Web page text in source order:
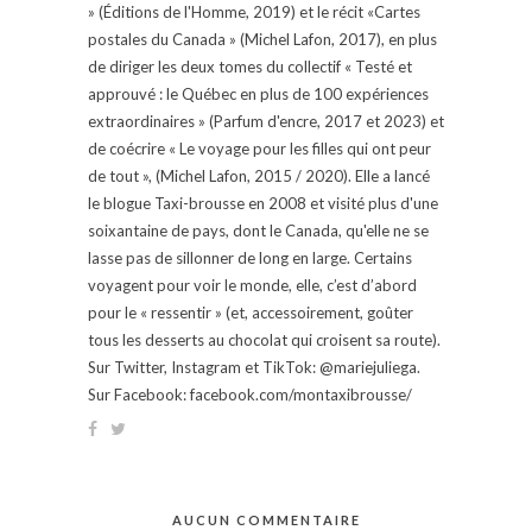
» (Éditions de l'Homme, 2019) et le récit «Cartes
postales du Canada » (Michel Lafon, 2017), en plus
de diriger les deux tomes du collectif « Testé et
approuvé : le Québec en plus de 100 expériences
extraordinaires » (Parfum d'encre, 2017 et 2023) et
de coécrire « Le voyage pour les filles qui ont peur
de tout », (Michel Lafon, 2015 / 2020). Elle a lancé
le blogue Taxi-brousse en 2008 et visité plus d'une
soixantaine de pays, dont le Canada, qu'elle ne se
lasse pas de sillonner de long en large. Certains
voyagent pour voir le monde, elle, c’est d’abord
pour le « ressentir » (et, accessoirement, goûter
tous les desserts au chocolat qui croisent sa route).
Sur Twitter, Instagram et TikTok: @mariejuliega.
Sur Facebook: facebook.com/montaxibrousse/
AUCUN COMMENTAIRE